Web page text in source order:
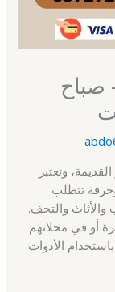
65727284 – صباح
وتعتبر
تتطلب
والتحف.
أو في محلاتهم
الأدوات